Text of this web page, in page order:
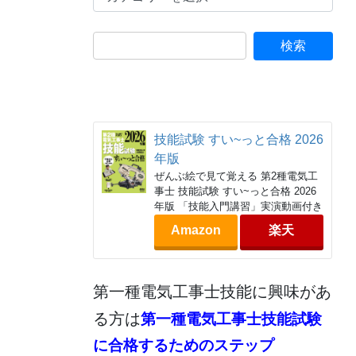
テ
技能試験 すい~っと合格 2026
年版
ぜんぶ絵で見て覚える 第2種電気工
事士 技能試験 すい~っと合格 2026
年版 「技能入門講習」実演動画付き
Amazon 楽天
第一種電気工事士技能に興味があ
る方は第一種電気工事士技能試験
に合格するためのステップ